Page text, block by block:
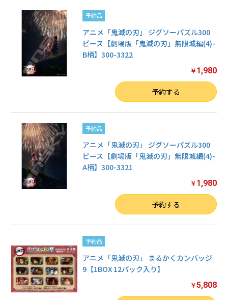
予約品
アニメ「鬼滅の刃」 ジグソーパズル300
ピース【劇場版「鬼滅の刃」無限城編(4)-
B柄】300-3322
￥ 1,980
予約する
予約品
アニメ「鬼滅の刃」 ジグソーパズル300
ピース【劇場版「鬼滅の刃」無限城編(4)-
A柄】300-3321
￥ 1,980
予約する
予約品
アニメ「鬼滅の刃」 まるかくカンバッジ
9【1BOX 12パック入り】
￥5,808